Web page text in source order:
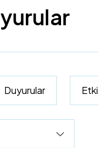
Duyurular